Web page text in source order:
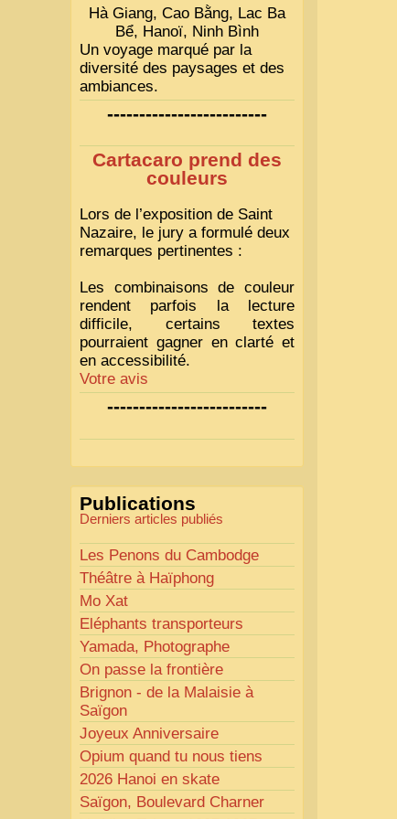
Hà Giang, Cao Bằng, Lac Ba
Bể, Hanoï, Ninh Bình
Un voyage marqué par la
diversité des paysages et des
ambiances.
-------------------------
Cartacaro prend des
couleurs
Lors de l’exposition de Saint
Nazaire, le jury a formulé deux
remarques pertinentes :
Les combinaisons de couleur
rendent parfois la lecture
difficile, certains textes
pourraient gagner en clarté et
en accessibilité.
Votre avis
Actions mises en place :
couleurs pour améliorer la
lisibilité. Votre avis nous
intéresse !
Pour les textes, nous allons les
retravailler afin de les rendre
plus fluides et précis.
« Comme tout bon
collectionneur le sait, la
perfection est un idéal… mais
nous y travaillons ! »
-------------------------
Publications
Derniers articles publiés
Les Penons du Cambodge
Théâtre à Haïphong
Mo Xat
Eléphants transporteurs
Yamada, Photographe
On passe la frontière
Brignon - de la Malaisie à
Saïgon
Joyeux Anniversaire
Opium quand tu nous tiens
2026 Hanoi en skate
Saïgon, Boulevard Charner